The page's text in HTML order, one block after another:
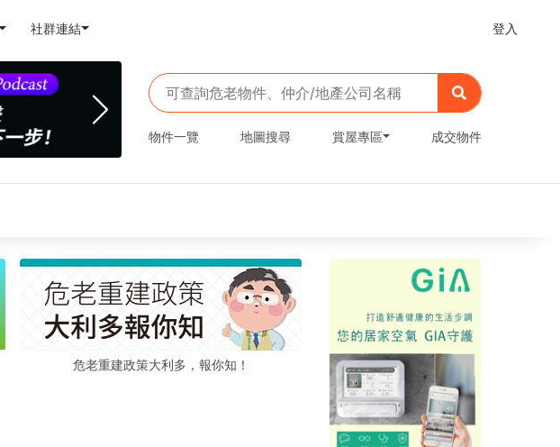
社群連結 登入
物件一覽 地圖搜尋 賞屋專區 成交物件
危老重建政策大利多，報你知！